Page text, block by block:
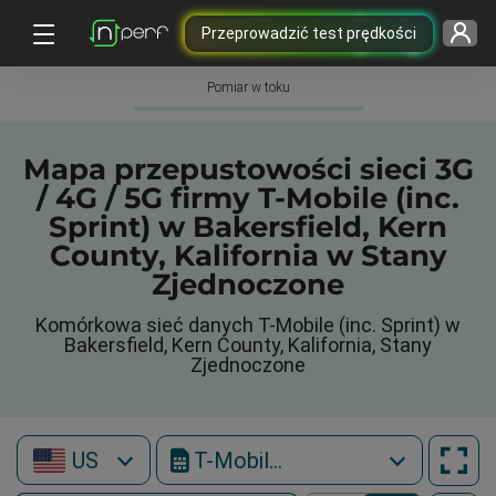
Przeprowadzić test prędkości
Pomiar w toku
Mapa przepustowości sieci 3G
/ 4G / 5G firmy T-Mobile (inc.
Sprint) w Bakersfield, Kern
County, Kalifornia w Stany
Zjednoczone
Komórkowa sieć danych T-Mobile (inc. Sprint) w
Bakersfield, Kern County, Kalifornia, Stany
Zjednoczone
US T-Mobile (inc. Sprint)